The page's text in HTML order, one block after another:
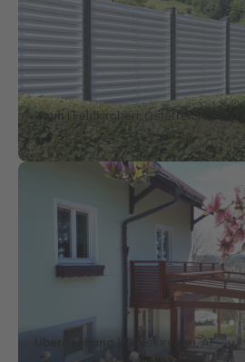
Zaun| Feldkirchen, Österreich
Überdachung | Grieskirchen, AT